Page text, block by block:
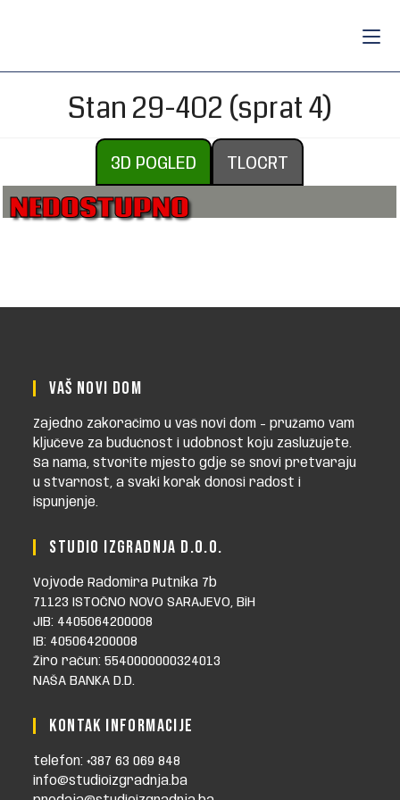
Stan 29-402 (sprat 4)
3D POGLED TLOCRT
NEDOSTUPNO
VAŠ NOVI DOM
Zajedno zakoračimo u vaš novi dom - pružamo vam
ključeve za budućnost i udobnost koju zaslužujete.
Sa nama, stvorite mjesto gdje se snovi pretvaraju
u stvarnost, a svaki korak donosi radost i
ispunjenje.
STUDIO IZGRADNJA D.O.O.
Vojvode Radomira Putnika 7b
71123 ISTOČNO NOVO SARAJEVO, BiH
JIB: 4405064200008
IB: 405064200008
Žiro račun: 5540000000324013
NAŠA BANKA D.D.
KONTAK INFORMACIJE
telefon: +387 63 069 848
info@studioizgradnja.ba